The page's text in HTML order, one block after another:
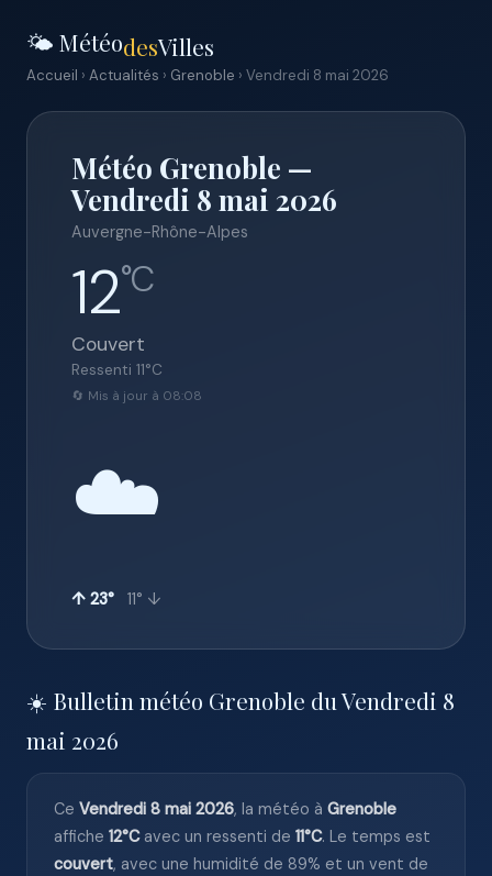
🌤️ MétéodesVilles
Accueil › Actualités › Grenoble › Vendredi 8 mai 2026
Météo Grenoble —
Vendredi 8 mai 2026
Auvergne-Rhône-Alpes
12°C
Couvert
Ressenti 11°C
🔄 Mis à jour à 08:08
☁️
↑ 23° 11° ↓
☀️ Bulletin météo Grenoble du Vendredi 8
mai 2026
Ce Vendredi 8 mai 2026, la météo à Grenoble
affiche 12°Cavec un ressenti de 11°C. Le temps est
couvert, avec une humidité de 89% et un vent de